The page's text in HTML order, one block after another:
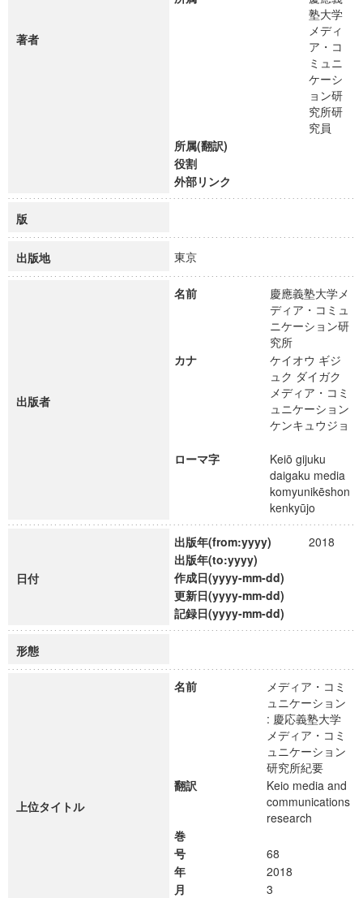
著者
塾大学
メディ
ア・コ
ミュニ
ケーシ
ョン研
究所研
究員
所属(翻訳)
役割
外部リンク
版
出版地 東京
出版者
名前
慶應義塾大学メ
ディア・コミュ
ニケーション研
究所
カナ
ケイオウ ギジ
ュク ダイガク
メディア・コミ
ュニケーション
ケンキュウジョ
ローマ字
Keiō gijuku
daigaku media
komyunikēshon
kenkyūjo
日付
出版年(from:yyyy)
2018
出版年(to:yyyy)
作成日(yyyy-mm-dd)
更新日(yyyy-mm-dd)
記録日(yyyy-mm-dd)
形態
上位タイトル
名前
メディア・コミ
ュニケーション
: 慶応義塾大学
メディア・コミ
ュニケーション
研究所紀要
翻訳
Keio media and
communications
research
巻
号
68
年
2018
月
3